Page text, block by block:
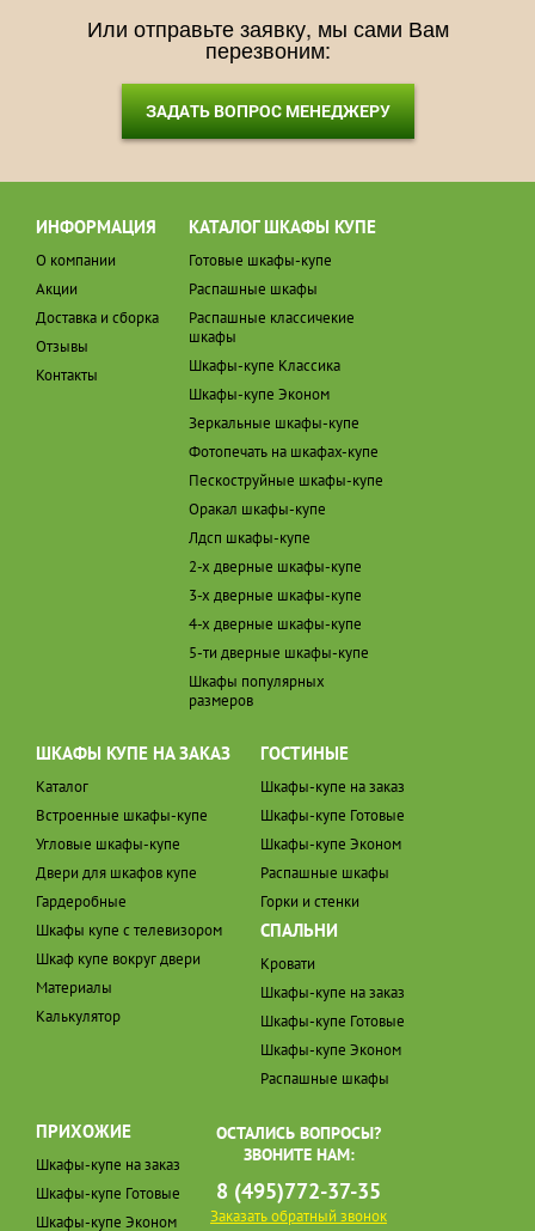
Или отправьте заявку, мы сами Вам
перезвоним:
ЗАДАТЬ ВОПРОС МЕНЕДЖЕРУ
ИНФОРМАЦИЯ
О компании
Акции
Доставка и сборка
Отзывы
Контакты
КАТАЛОГ ШКАФЫ КУПЕ
Готовые шкафы-купе
Распашные шкафы
Распашные классичекие
шкафы
Шкафы-купе Классика
Шкафы-купе Эконом
Зеркальные шкафы-купе
Фотопечать на шкафах-купе
Пескоструйные шкафы-купе
Оракал шкафы-купе
Лдсп шкафы-купе
2-х дверные шкафы-купе
3-х дверные шкафы-купе
4-х дверные шкафы-купе
5-ти дверные шкафы-купе
Шкафы популярных
размеров
ШКАФЫ КУПЕ НА ЗАКАЗ
Каталог
Встроенные шкафы-купе
Угловые шкафы-купе
Двери для шкафов купе
Гардеробные
Шкафы купе с телевизором
Шкаф купе вокруг двери
Материалы
Калькулятор
ГОСТИНЫЕ
Шкафы-купе на заказ
Шкафы-купе Готовые
Шкафы-купе Эконом
Распашные шкафы
Горки и стенки
СПАЛЬНИ
Кровати
Шкафы-купе на заказ
Шкафы-купе Готовые
Шкафы-купе Эконом
Распашные шкафы
ПРИХОЖИЕ
Шкафы-купе на заказ
Шкафы-купе Готовые
Шкафы-купе Эконом
ОСТАЛИСЬ ВОПРОСЫ?
ЗВОНИТЕ НАМ:
8 (495)772-37-35
Заказать обратный звонок